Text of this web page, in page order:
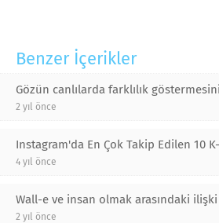
Benzer İçerikler
Gözün canlılarda farklılık
2 yıl önce
Instagram'da En Çok Takip Edilen 10
4 yıl önce
Wall-e ve insan olmak arasındaki
2 yıl önce